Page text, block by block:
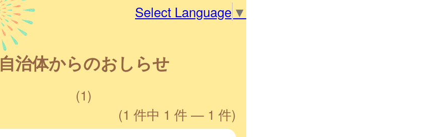
Select Language ▼
自治体からのおしらせ
(1)
(1 件中 1 件 — 1 件)